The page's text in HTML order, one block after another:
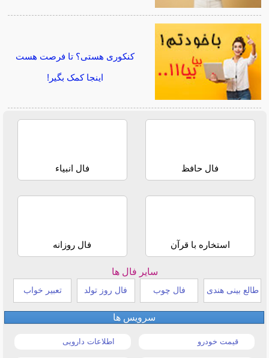
کنکوری هستی؟ تا فرصت هست
اینجا کمک بگیر!
فال حافظ فال انبیاء
استخاره با قرآن فال روزانه
سایر فال ها
طالع بینی هندی فال چوب فال روز تولد تعبیر خواب
سرویس ها
قیمت خودرو اطلاعات دارویی